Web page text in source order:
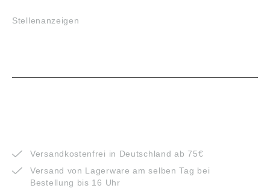
Stellenanzeigen
Versandkostenfrei in Deutschland ab 75€
Versand von Lagerware am selben Tag bei
Bestellung bis 16 Uhr